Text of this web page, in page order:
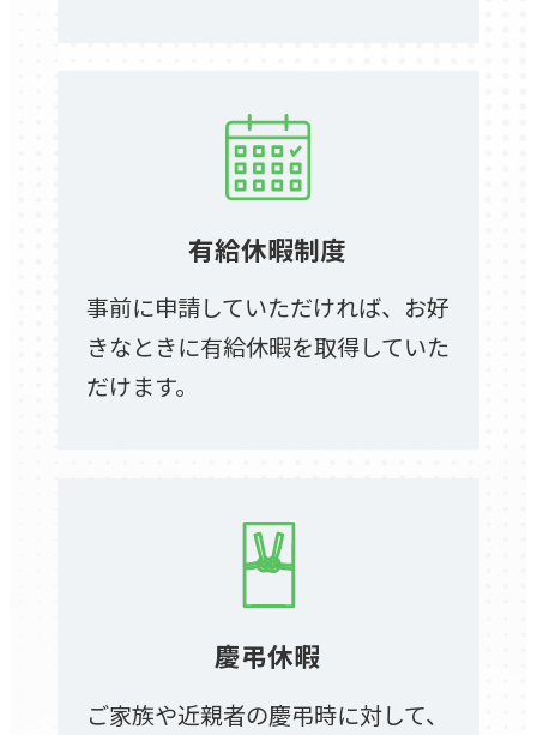
有給休暇制度
事前に申請していただければ、お好
きなときに有給休暇を取得していた
だけます。
慶弔休暇
ご家族や近親者の慶弔時に対して、